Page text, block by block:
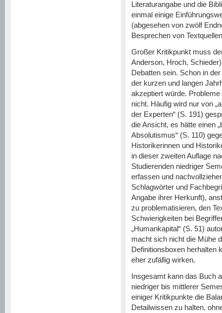
Literaturangabe und die
einmal einige
(abgesehen von zwölf
Besprechen von
Großer Kritikpunkt muss
Anderson, Hroch,
Debatten sein. Schon in
der kurzen und langen
akzeptiert würde.
nicht. Häufig wird nur von
der Experten“ (S. 191)
die Ansicht, es hätte einen
Absolutismus“ (S. 110)
Historikerinnen und
in dieser zweiten Auflage
Studierenden niedriger
erfassen und
Schlagwörter und
Angabe ihrer Herkunft),
zu problematisieren, den
Schwierigkeiten bei
„Humankapital“ (S. 51)
macht sich nicht die Mühe
Definitionsboxen herhalten
eher zufällig wirken.
Insgesamt kann das Buch
niedriger bis mittlerer
einiger Kritikpunkte die
Detailwissen zu halten,